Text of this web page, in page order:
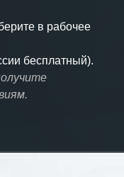
в рабочее
бесплатный).